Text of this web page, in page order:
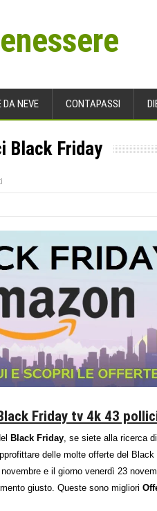
DA NEVE CONTAPASSI
Black Friday
Friday tv 4k 43
Black Friday, se siete alla ricerca
delle molte offerte del Black
e il giorno venerdì 23
giusto. Queste sono migliori